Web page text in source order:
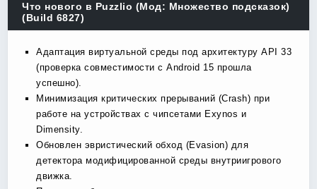
Что нового в Puzzlio (Мод: Множество подсказок)
(Build 6827)
Адаптация виртуальной среды под архитектуру API 33
(проверка совместимости с Android 15 прошла
успешно).
Минимизация критических прерываний (Crash) при
работе на устройствах с чипсетами Exynos и
Dimensity.
Обновлен эвристический обход (Evasion) для
детектора модифицированной среды внутриигрового
движка.